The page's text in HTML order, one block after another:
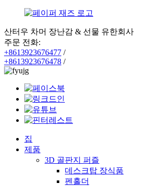
산터우 차머 장난감 & 선물 유한회사
주문 전화:
+8613923676477 /
+8613923676478 /
집
제품
3D 골판지 퍼즐
데스크탑 장식품
펜홀더